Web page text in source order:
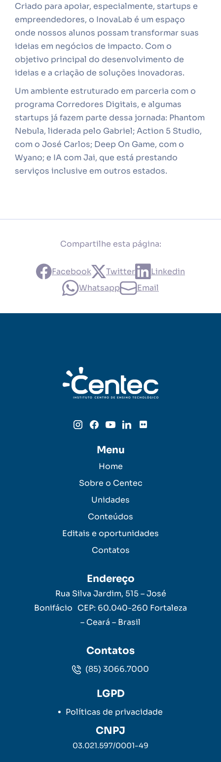
Criado para apoiar, especialmente, startups e
empreendedores, o InovaLab é um espaço
onde nossos alunos possam transformar suas
ideias em negócios de impacto. Com o
objetivo principal do desenvolvimento de
ideias e a criação de soluções inovadoras.
Um ambiente estruturado em parceria com o
programa Corredores Digitais, e algumas
startups já fazem parte dessa jornada: Phantom
Nebula, liderada pelo Gabriel; Action 5 Studio,
com o José Carlos; Deep On Game, com o
Wyano; e IA com Jai, que está prestando
serviços inclusive em outros estados.
Compartilhe esta página:
Facebook Twitter
Linkedin
Whatsapp
Email
Menu
Home
Sobre o Centec
Unidades
Conteúdos
Editais e oportunidades
Contatos
Endereço
Rua Silva Jardim, 515 – José
Bonifácio CEP: 60.040-260 Fortaleza
– Ceará – Brasil
Contatos
(85) 3066.7000
LGPD
Políticas de privacidade
CNPJ
03.021.597/0001-49